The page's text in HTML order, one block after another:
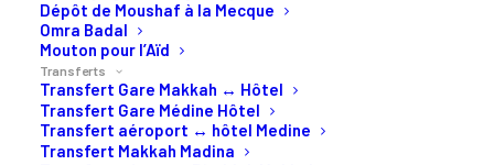
Dépôt de Moushaf à la Mecque
Omra Badal
Mouton pour l’Aïd
Transferts
Transfert Gare Makkah ↔ Hôtel
Transfert Gare Médine Hôtel
Transfert aéroport ↔ hôtel Medine
Transfert Makkah Madina
Transferts Omra ou Hajj privé
de Makkah, Djeddah, Médine.